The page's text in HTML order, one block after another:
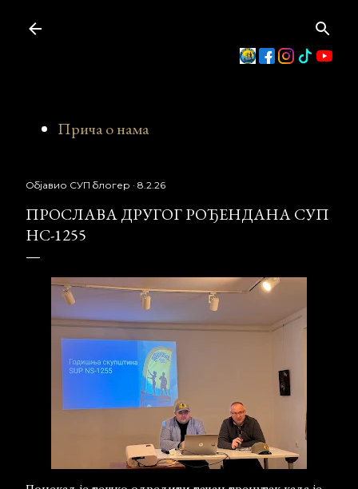
Прича о нама
Објавио СУП блогер 8.2.26
ПРОСЛАВА ДРУГОГ РОЂЕНДАНА СУП
НС-1255